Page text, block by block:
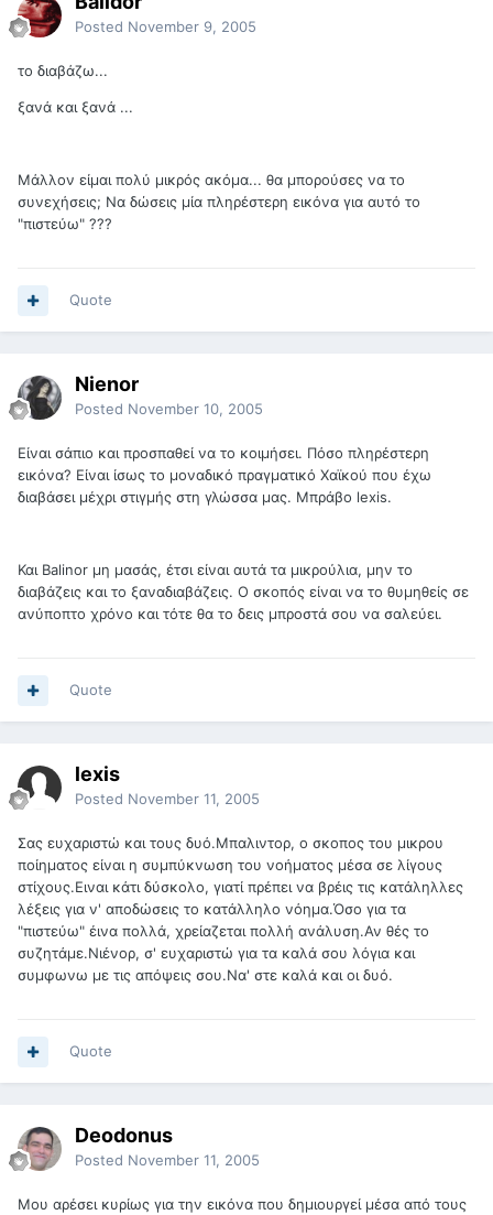
Posted November 9, 2005
το διαβάζω...
ξανά και ξανά ...
Μάλλον είμαι πολύ μικρός ακόμα... θα μπορούσες να το
συνεχήσεις; Να δώσεις μία πληρέστερη εικόνα για αυτό το
"πιστεύω" ???
Quote
Nienor
Posted November 10, 2005
Είναι σάπιο και προσπαθεί να το κοιμήσει. Πόσο πληρέστερη
εικόνα? Είναι ίσως το μοναδικό πραγματικό Χαϊκού που έχω
διαβάσει μέχρι στιγμής στη γλώσσα μας. Μπράβο lexis.
Και Balinor μη μασάς, έτσι είναι αυτά τα μικρούλια, μην το
διαβάζεις και το ξαναδιαβάζεις. Ο σκοπός είναι να το θυμηθείς σε
ανύποπτο χρόνο και τότε θα το δεις μπροστά σου να σαλεύει.
Quote
lexis
Posted November 11, 2005
Σας ευχαριστώ και τους δυό.Μπαλιντορ, ο σκοπος του μικρου
ποίηματος είναι η συμπύκνωση του νοήματος μέσα σε λίγους
στίχους.Ειναι κάτι δύσκολο, γιατί πρέπει να βρέις τις κατάληλλες
λέξεις για ν' αποδώσεις το κατάλληλο νόημα.Όσο για τα
"πιστεύω" έινα πολλά, χρείαζεται πολλή ανάλυση.Αν θές το
συζητάμε.Νιένορ, σ' ευχαριστώ για τα καλά σου λόγια και
συμφωνω με τις απόψεις σου.Να' στε καλά και οι δυό.
Quote
Deodonus
Posted November 11, 2005
Μου αρέσει κυρίως για την εικόνα που δημιουργεί μέσα από τους